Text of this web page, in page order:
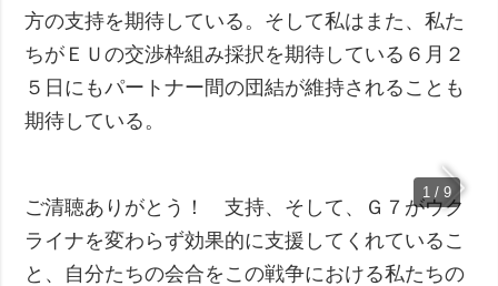
方の支持を期待している。そして私はまた、私た
ちがＥＵの交渉枠組み採択を期待している６月２
５日にもパートナー間の団結が維持されることも
期待している。
1 / 9
ご清聴ありがとう！ 支持、そして、Ｇ７がウク
ライナを変わらず効果的に支援してくれているこ
と、自分たちの会合をこの戦争における私たちの